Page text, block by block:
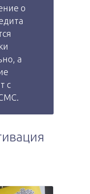
о
а
с